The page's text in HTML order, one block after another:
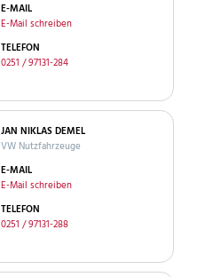
E-MAIL
E-Mail schreiben
TELEFON
0251 / 97131-284
JAN NIKLAS DEMEL
VW Nutzfahrzeuge
E-MAIL
E-Mail schreiben
TELEFON
0251 / 97131-288